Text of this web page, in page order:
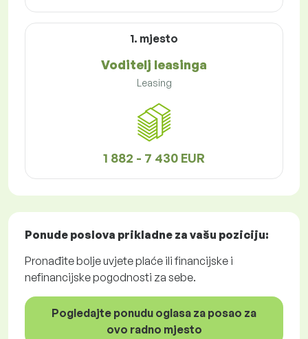
1. mjesto
Voditelj leasinga
Leasing
1 882 - 7 430 EUR
Ponude poslova prikladne za vašu poziciju:
Pronađite bolje uvjete plaće ili financijske i
nefinancijske pogodnosti za sebe.
Pogledajte ponudu oglasa za posao za
ovo radno mjesto